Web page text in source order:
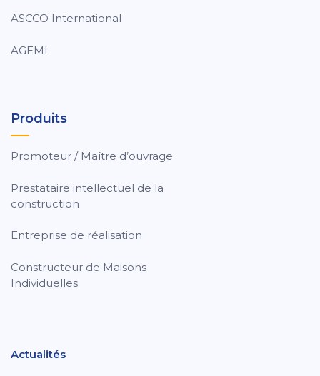
ASCCO International
AGEMI
Produits
Promoteur / Maître d’ouvrage
Prestataire intellectuel de la
construction
Entreprise de réalisation
Constructeur de Maisons
Individuelles
Actualités